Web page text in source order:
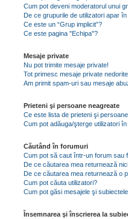
Cum pot deveni moderatorul unui
De ce grupurile de utilizatori apar
Ce este un “Grup implicit”?
Ce este pagina "Echipa"?
Mesaje private
Nu pot trimite mesaje private!
Tot primesc mesaje private
Am primit spam-uri sau mesaje
Prieteni şi persoane neagreate
Ce este lista de prieteni şi
Cum pot adăuga/şterge utilizatori
Căutând în forumuri
Cum pot să caut într-un forum sau
De ce căutarea mea returnează
De ce căutarea mea returnează o
Cum pot căuta utilizatori?
Cum pot găsi mesajele şi
Însemnarea şi înscrierea la